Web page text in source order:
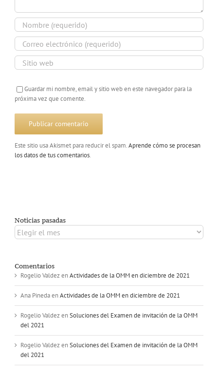
Guardar mi nombre, email y sitio web en este navegador para la
próxima vez que comente.
Este sitio usa Akismet para reducir el spam.Aprende cómo se procesan
los datos de tus comentarios.
Noticias pasadas
Noticias
pasadas
Comentarios
Rogelio ValdezenActividades de la OMM en diciembre de 2021
Ana PinedaenActividades de la OMM en diciembre de 2021
Rogelio ValdezenSoluciones del Examen de invitación de la OMM
del 2021
Rogelio ValdezenSoluciones del Examen de invitación de la OMM
del 2021